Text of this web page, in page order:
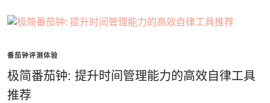
番茄钟评测体验
极简番茄钟: 提升时间管理能力的高效自律工具
推荐